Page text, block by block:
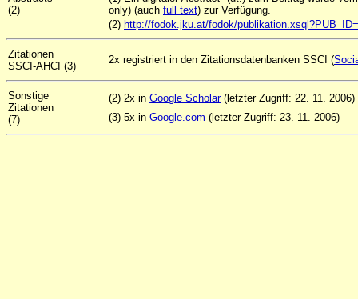
(2)
only) (auch full text) zur Verfügung.
(2) http://fodok.jku.at/fodok/
Zitationen
SSCI-AHCI (3)
2x registriert in den Zitationsdatenbanken SSCI (
Sonstige
Zitationen
(7)
(2) 2x in Google Scholar(letzter Zugriff: 22. 11. 2006)
(3) 5x in Google.com (letzter Zugriff: 23. 11. 2006)